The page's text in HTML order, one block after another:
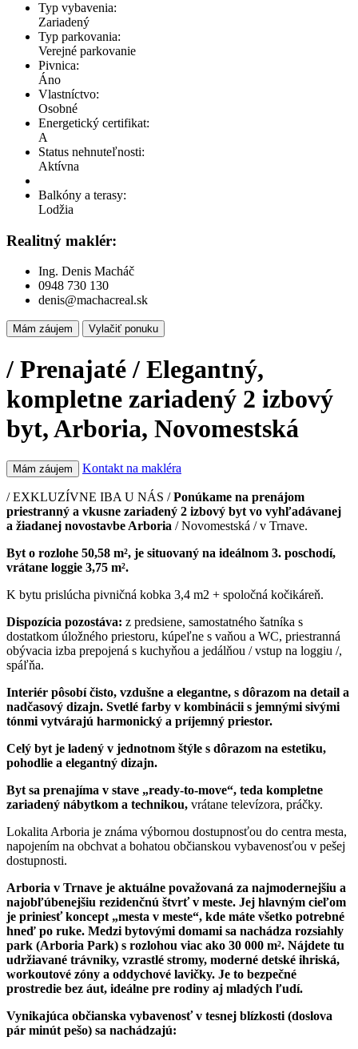
Typ vybavenia:
Zariadený
Typ parkovania:
Verejné parkovanie
Pivnica:
Áno
Vlastníctvo:
Osobné
Energetický certifikat:
A
Status nehnuteľnosti:
Aktívna
Balkóny a terasy:
Lodžia
Realitný maklér:
Ing. Denis Macháč
0948 730 130
denis@machacreal.sk
Mám záujem Vylačiť ponuku
/ Prenajaté / Elegantný,
kompletne zariadený 2 izbový
byt, Arboria, Novomestská
Mám záujem Kontakt na makléra
/ EXKLUZÍVNE IBA U NÁS /Ponúkame na prenájom
priestranný a vkusne zariadený 2 izbový byt vo vyhľadávanej
a žiadanej novostavbe Arboria / Novomestská / v Trnave.
Byt o rozlohe 50,58 m², je situovaný na ideálnom 3. poschodí,
vrátane loggie 3,75 m².
K bytu prislúcha pivničná kobka 3,4 m2 + spoločná kočikáreň.
Dispozícia pozostáva: z predsiene, samostatného šatníka s
dostatkom úložného priestoru, kúpeľne s vaňou a WC, priestranná
obývacia izba prepojená s kuchyňou a jedálňou / vstup na loggiu /,
spáľňa.
Interiér pôsobí čisto, vzdušne a elegantne, s dôrazom na detail a
nadčasový dizajn. Svetlé farby v kombinácii s jemnými sivými
tónmi vytvárajú harmonický a príjemný priestor.
Celý byt je ladený v jednotnom štýle s dôrazom na estetiku,
pohodlie a elegantný dizajn.
Byt sa prenajíma v stave „ready-to-move“, teda kompletne
zariadený nábytkom a technikou, vrátane televízora, práčky.
Lokalita Arboria je známa výbornou dostupnosťou do centra mesta,
napojením na obchvat a bohatou občianskou vybavenosťou v pešej
dostupnosti.
Arboria v Trnave je aktuálne považovaná za najmodernejšiu a
najobľúbenejšiu rezidenčnú štvrť v meste. Jej hlavným cieľom
je priniesť koncept „mesta v meste“, kde máte všetko potrebné
hneď po ruke. Medzi bytovými domami sa nachádza rozsiahly
park (Arboria Park) s rozlohou viac ako 30 000 m². Nájdete tu
udržiavané trávniky, vzrastlé stromy, moderné detské ihriská,
workoutové zóny a oddychové lavičky. Je to bezpečné
prostredie bez áut, ideálne pre rodiny aj mladých ľudí.
Vynikajúca občianska vybavenosť v tesnej blízkosti (doslova
pár minút pešo) sa nachádzajú: